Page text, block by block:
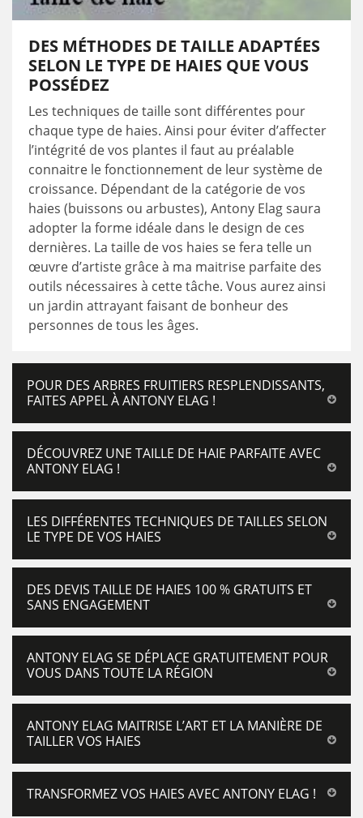
DES MÉTHODES DE TAILLE ADAPTÉES
SELON LE TYPE DE HAIES QUE VOUS
POSSÉDEZ
Les techniques de taille sont différentes pour
chaque type de haies. Ainsi pour éviter d’affecter
l’intégrité de vos plantes il faut au préalable
connaitre le fonctionnement de leur système de
croissance. Dépendant de la catégorie de vos
haies (buissons ou arbustes), Antony Elag saura
adopter la forme idéale dans le design de ces
dernières. La taille de vos haies se fera telle un
œuvre d’artiste grâce à ma maitrise parfaite des
outils nécessaires à cette tâche. Vous aurez ainsi
un jardin attrayant faisant de bonheur des
personnes de tous les âges.
POUR DES ARBRES FRUITIERS RESPLENDISSANTS,
FAITES APPEL À ANTONY ELAG !
DÉCOUVREZ UNE TAILLE DE HAIE PARFAITE AVEC
ANTONY ELAG !
LES DIFFÉRENTES TECHNIQUES DE TAILLES SELON
LE TYPE DE VOS HAIES
DES DEVIS TAILLE DE HAIES 100 % GRATUITS ET
SANS ENGAGEMENT
ANTONY ELAG SE DÉPLACE GRATUITEMENT POUR
VOUS DANS TOUTE LA RÉGION
ANTONY ELAG MAITRISE L’ART ET LA MANIÈRE DE
TAILLER VOS HAIES
TRANSFORMEZ VOS HAIES AVEC ANTONY ELAG !